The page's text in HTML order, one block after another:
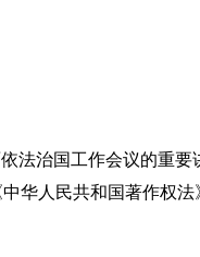
治国工作会议的重要
华人民共和国著作权